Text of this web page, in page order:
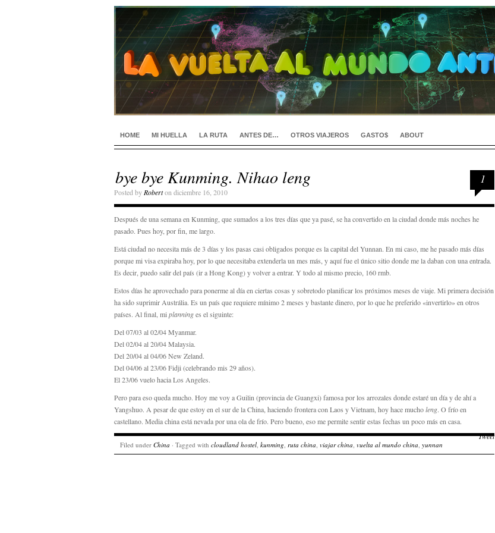
HOME MI HUELLA LA RUTA ANTES DE… OTROS VIAJEROS GASTO$ ABOUT
1
bye bye Kunming. Nihao leng
Posted by Roberton diciembre 16, 2010
Después de una semana en Kunming, que sumados a los tres días que ya pasé, se ha convertido en la ciudad donde más noches he
pasado. Pues hoy, por fin, me largo.
Está ciudad no necesita más de 3 días y los pasas casi obligados porque es la capital del Yunnan. En mi caso, me he pasado más días
porque mi visa expiraba hoy, por lo que necesitaba extenderla un mes más, y aquí fue el único sitio donde me la daban con una entrada.
Es decir, puedo salir del país (ir a Hong Kong) y volver a entrar. Y todo al mismo precio, 160 rmb.
Estos días he aprovechado para ponerme al día en ciertas cosas y sobretodo planificar los próximos meses de viaje. Mi primera decisión
ha sido suprimir Austrália. Es un país que requiere mínimo 2 meses y bastante dinero, por lo que he preferido «invertirlo» en otros
países. Al final, mi planninges el siguinte:
Del 07/03 al 02/04 Myanmar.
Del 02/04 al 20/04 Malaysia.
Del 20/04 al 04/06 New Zeland.
Del 04/06 al 23/06 Fidji (celebrando mis 29 años).
El 23/06 vuelo hacia Los Angeles.
Pero para eso queda mucho. Hoy me voy a Guilin (provincia de Guangxi) famosa por los arrozales donde estaré un día y de ahí a
Yangshuo. A pesar de que estoy en el sur de la China, haciendo frontera con Laos y Vietnam, hoy hace mucholeng. O frío en
castellano. Media china está nevada por una ola de frío. Pero bueno, eso me permite sentir estas fechas un poco más en casa.
Tweet
Filed under China · Tagged with cloudland hostel, kunming, ruta china, viajar china, vuelta al mundo china, yunnan